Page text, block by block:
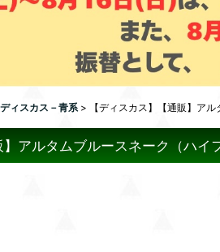
ィスカス－青系 > 【ディスカス】【通販】ア
】アルタムブルースネーク（ハ